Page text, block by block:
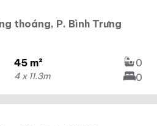
thoáng, P. Bình Trưng
45 m²
4 x 11.3m
0
0